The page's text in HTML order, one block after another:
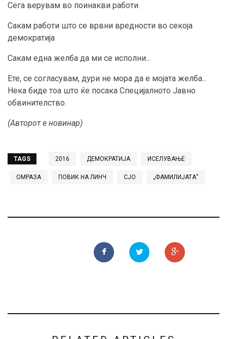
Сега верувам во поинакви работи.
Сакам работи што се врвни вредности во секоја
демократија
Сакам една желба да ми се исполни...
Ете, се согласувам, дури не мора да е мојата желба...
Нека биде тоа што ќе посака Специјалното Јавно
обвинителство.
(Авторот е новинар)
TAGS 2016 ДЕМОКРАТИЈА ИСЕЛУВАЊЕ
ОМРАЗА ПОВИК НА ЛИНЧ СЈО „ФАМИЛИЈАТА“